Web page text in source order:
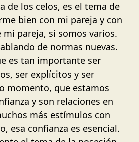
de los celos, es el tema de
bien con mi pareja y con
pareja, si somos varios.
de normas nuevas.
es tan importante ser
ser explícitos y ser
momento, que estamos
y son relaciones en
más estímulos con
esa confianza es esencial.